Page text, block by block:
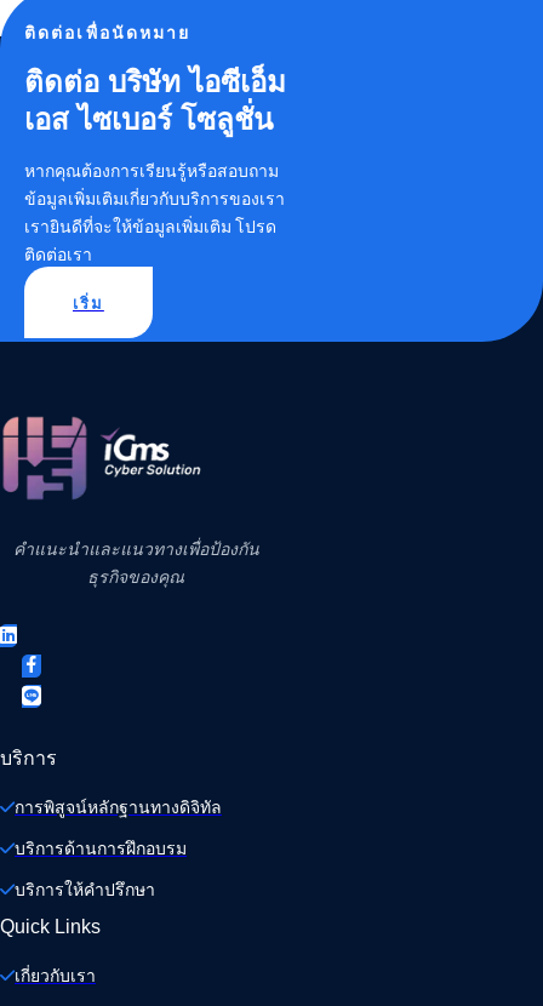
ติดต่อเพื่อนัดหมาย
ติดต่อ บริษัท ไอซีเอ็ม
เอส ไซเบอร์ โซลูชั่น
หากคุณต้องการเรียนรู้หรือสอบถาม
ข้อมูลเพิ่มเติมเกี่ยวกับบริการของเรา
เรายินดีที่จะให้ข้อมูลเพิ่มเติม โปรด
ติดต่อเรา
เริ่ม
คำแนะนำและแนวทางเพื่อป้องกัน
ธุรกิจของคุณ
บริการ
การพิสูจน์หลักฐานทางดิจิทัล
บริการด้านการฝึกอบรม
บริการให้คำปรึกษา
Quick Links
เกี่ยวกับเรา